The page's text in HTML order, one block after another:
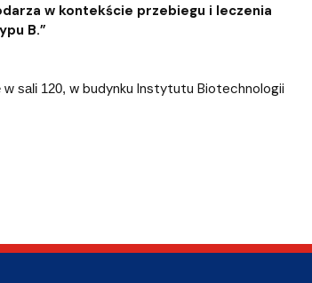
w kontekście przebiegu i leczenia
B.”
sali 120, w budynku Instytutu Biotechnologii